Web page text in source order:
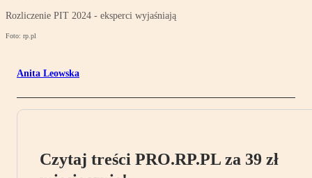
Rozliczenie PIT 2024 - eksperci wyjaśniają
Foto: rp.pl
Anita Leowska
Czytaj treści PRO.RP.PL za 39 zł